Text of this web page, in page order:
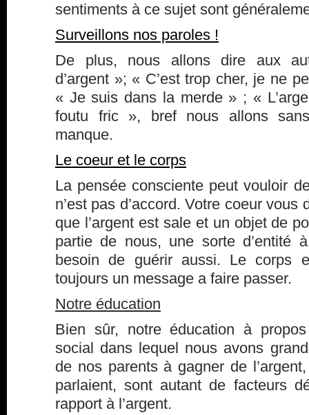
sentiments à ce sujet sont
Surveillons nos paroles !
De plus, nous allons dire aux
d’argent »; « C’est trop cher, je ne
« Je suis dans la merde » ; «
foutu fric », bref nous allons
manque.
Le coeur et le corps
La pensée consciente peut vouloir
n’est pas d’accord. Votre coeur vous
que l’argent est sale et un objet de
partie de nous, une sorte d’entité
besoin de guérir aussi. Le corps
toujours un message a faire passer.
Notre éducation
Bien sûr, notre éducation à
social dans lequel nous avons
de nos parents à gagner de
parlaient, sont autant de facteurs
rapport à l’argent.